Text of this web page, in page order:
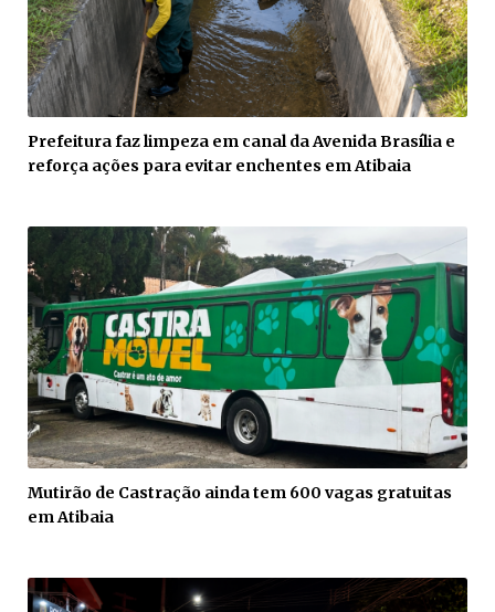
Prefeitura faz limpeza em canal da Avenida Brasília e
reforça ações para evitar enchentes em Atibaia
Mutirão de Castração ainda tem 600 vagas gratuitas
em Atibaia